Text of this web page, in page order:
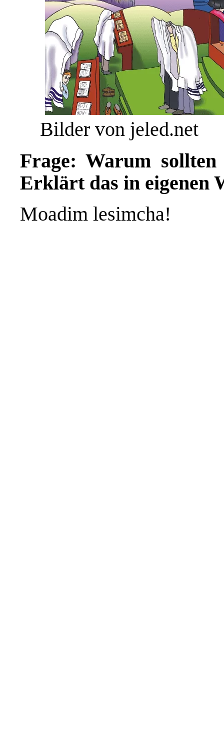
Bilder von jeled.net
Frage: Warum
Erklärt das in eigenen
Moadim lesimcha!